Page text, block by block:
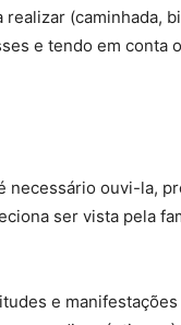
(caminhada,
e tendo em conta
necessário ouvi-la,
ser vista pela
e